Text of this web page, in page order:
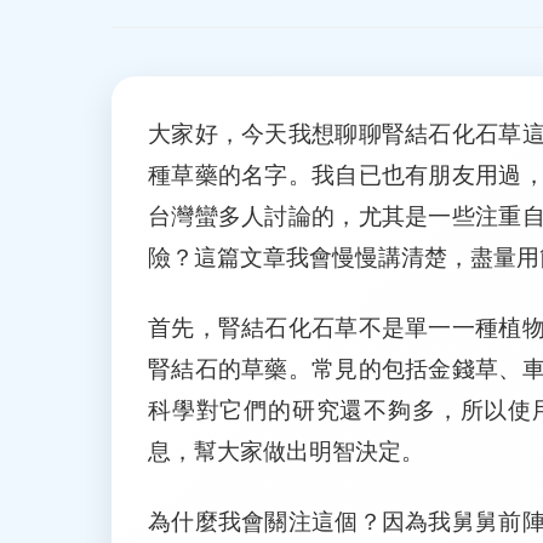
大家好，今天我想聊聊腎結石化石草
種草藥的名字。我自已也有朋友用過
台灣蠻多人討論的，尤其是一些注重
險？這篇文章我會慢慢講清楚，盡量
首先，腎結石化石草不是單一一種植
腎結石的草藥。常見的包括金錢草、
科學對它們的研究還不夠多，所以
息，幫大家做出明智決定。
為什麼我會關注這個？因為我舅舅前